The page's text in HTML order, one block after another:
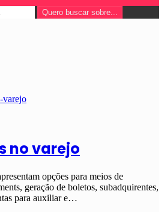
Quero buscar sobre...
no varejo
opções para meios de
geração de boletos, subadquirentes,
para auxiliar e…